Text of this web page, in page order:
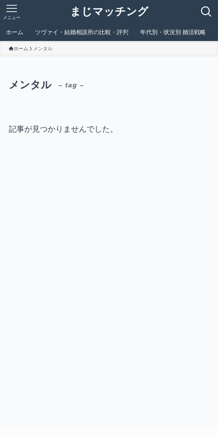
まじマッチング
メニュー
ホーム ツヴァイ・結婚相談所の比較・評判 年代別・状況別 婚活戦略
ホーム メンタル
メンタル – tag –
記事が見つかりませんでした。